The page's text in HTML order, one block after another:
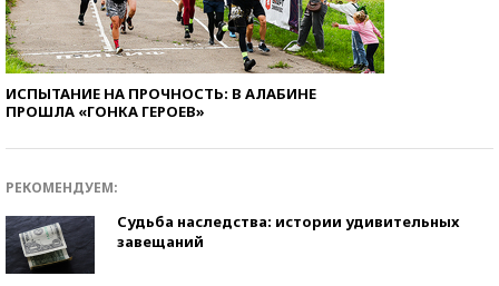
ИСПЫТАНИЕ НА ПРОЧНОСТЬ: В АЛАБИНЕ
ПРОШЛА «ГОНКА ГЕРОЕВ»
РЕКОМЕНДУЕМ:
Судьба наследства: истории удивительных
завещаний